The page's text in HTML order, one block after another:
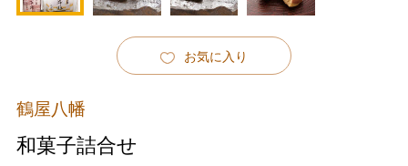
お気に入り
鶴屋八幡
和菓子詰合せ